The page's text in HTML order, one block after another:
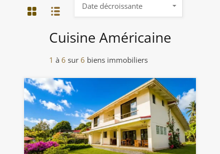
Cuisine Américaine
1 à 6 sur 6 biens immobiliers
Date décroissante